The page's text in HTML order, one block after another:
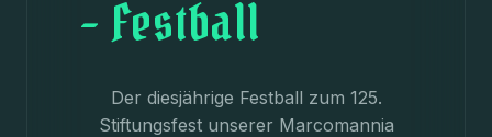
Veranstaltungen
Kontakt
– Festball
Der diesjährige Festball zum 125.
Stiftungsfest unserer Marcomannia